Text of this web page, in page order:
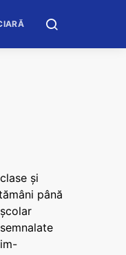
și
până